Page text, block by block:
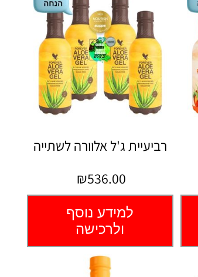
רביעיית ג'ל אלוורה לשתייה
₪536.00
למידע נוסף
ולרכישה